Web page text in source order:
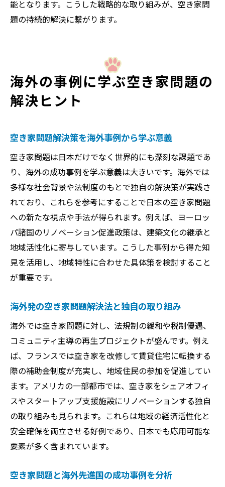
能となります。こうした戦略的な取り組みが、空き家問
題の持続的解決に繋がります。
海外の事例に学ぶ空き家問題の
解決ヒント
空き家問題解決策を海外事例から学ぶ意義
空き家問題は日本だけでなく世界的にも深刻な課題であ
り、海外の成功事例を学ぶ意義は大きいです。海外では
多様な社会背景や法制度のもとで独自の解決策が実践さ
れており、これらを参考にすることで日本の空き家問題
への新たな視点や手法が得られます。例えば、ヨーロッ
パ諸国のリノベーション促進政策は、建築文化の継承と
地域活性化に寄与しています。こうした事例から得た知
見を活用し、地域特性に合わせた具体策を検討すること
が重要です。
海外発の空き家問題解決法と独自の取り組み
海外では空き家問題に対し、法規制の緩和や税制優遇、
コミュニティ主導の再生プロジェクトが盛んです。例え
ば、フランスでは空き家を改修して賃貸住宅に転換する
際の補助金制度が充実し、地域住民の参加を促進してい
ます。アメリカの一部都市では、空き家をシェアオフィ
スやスタートアップ支援施設にリノベーションする独自
の取り組みも見られます。これらは地域の経済活性化と
安全確保を両立させる好例であり、日本でも応用可能な
要素が多く含まれています。
空き家問題と海外先進国の成功事例を分析